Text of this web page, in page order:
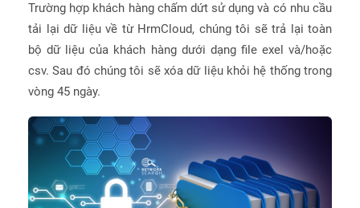
Trường hợp khách hàng chấm dứt sử dụng và có nhu cầu
tải lại dữ liệu về từ HrmCloud, chúng tôi sẽ trả lại toàn
bộ dữ liệu của khách hàng dưới dạng file exel và/hoặc
csv. Sau đó chúng tôi sẽ xóa dữ liệu khỏi hệ thống trong
vòng 45 ngày.